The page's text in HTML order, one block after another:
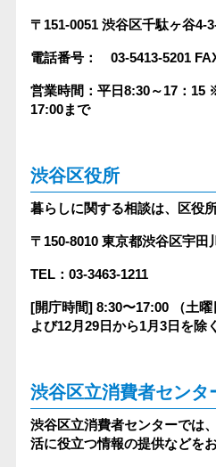
〒151-0051渋谷区千駄ヶ谷4-
電話番号： 03-5413-5201
営業時間：平日8:30～17：15※
17:00まで
渋谷区役所
暮らしに関する相談は、区役
〒150-8010東京都渋谷区宇田
TEL：03-3463-1211
[開庁時間] 8:30〜17:00（土曜
よび12月29日から1月3日を除く
渋谷区立消費者センタ
渋谷区立消費者センターでは
活に役立つ情報の提供などを